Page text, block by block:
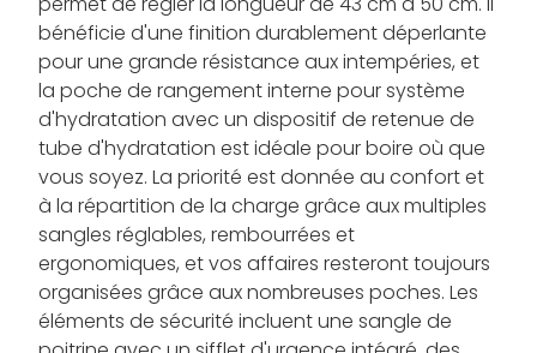
bénéficie d'une finition durablement déperlante
pour une grande résistance aux intempéries, et
la poche de rangement interne pour système
d'hydratation avec un dispositif de retenue de
tube d'hydratation est idéale pour boire où que
vous soyez. La priorité est donnée au confort et
à la répartition de la charge grâce aux multiples
sangles réglables, rembourrées et
ergonomiques, et vos affaires resteront toujours
organisées grâce aux nombreuses poches. Les
éléments de sécurité incluent une sangle de